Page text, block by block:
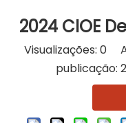
2024 CIOE
Visualizações: 0
publicação: